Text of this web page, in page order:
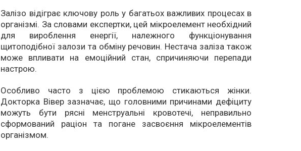
Залізо відіграє ключову роль у багатьох важливих процесах в
організмі. За словами експертки, цей мікроелемент необхідний
для вироблення енергії, належного функціонування
щитоподібної залози та обміну речовин. Нестача заліза також
може впливати на емоційний стан, спричиняючи перепади
настрою.
Особливо часто з цією проблемою стикаються жінки.
Докторка Вівер зазначає, що головними причинами дефіциту
можуть бути рясні менструальні кровотечі, неправильно
сформований раціон та погане засвоєння мікроелементів
організмом.